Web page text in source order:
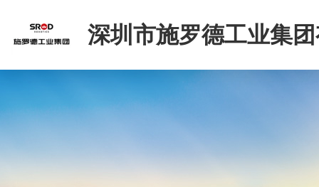
深圳市施罗德工业集
司